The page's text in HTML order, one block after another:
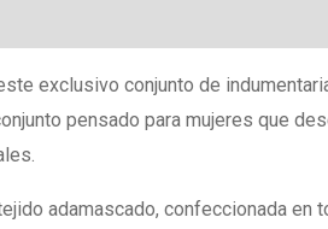
exclusivo conjunto de
pensado para mujeres que
adamascado, confeccionada